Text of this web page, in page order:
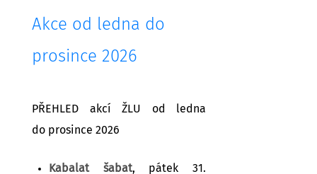
Akce od ledna do
prosince 2026
PŘEHLED akcí ŽLU od ledna
do prosince 2026
Kabalat šabat, pátek 31.